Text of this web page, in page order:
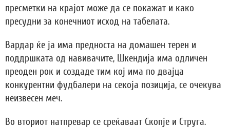
пресметки на крајот може да се покажат и како
пресудни за конечниот исход на табелата.
Вардар ќе ја има предноста на домашен терен и
поддршката од навивачите, Шкендија има одличен
преоден рок и создаде тим кој има по двајца
конкурентни фудбалери на секоја позиција, се очекува
неизвесен меч.
Во вториот натпревар се среќаваат Скопје и Струга.